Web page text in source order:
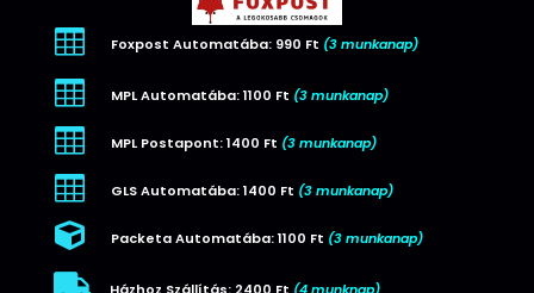
 Foxpost Automatába: 990 Ft (3 munkanap)
 MPL Automatába: 1100 Ft (3 munkanap)
 MPL Postapont: 1400 Ft (3 munkanap)
 GLS Automatába: 1400 Ft (3 munkanap)
 Packeta Automatába: 1100 Ft (3 munkanap)
